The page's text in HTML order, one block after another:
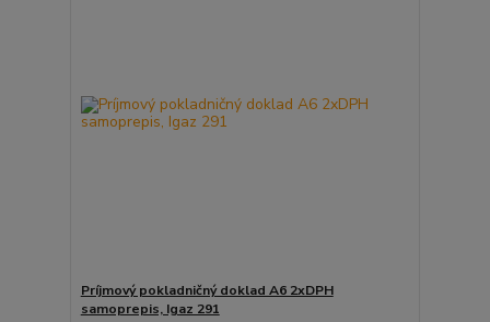
Príjmový pokladničný doklad A6 2xDPH
samoprepis, Igaz 291